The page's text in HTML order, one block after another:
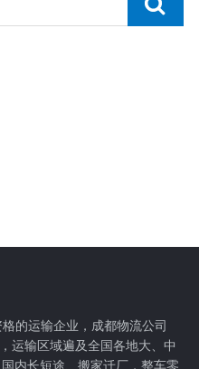
的运输企业，成都物流公司
运输区域遍及全国各地大、中
内长短途、搬家迁厂，整车零